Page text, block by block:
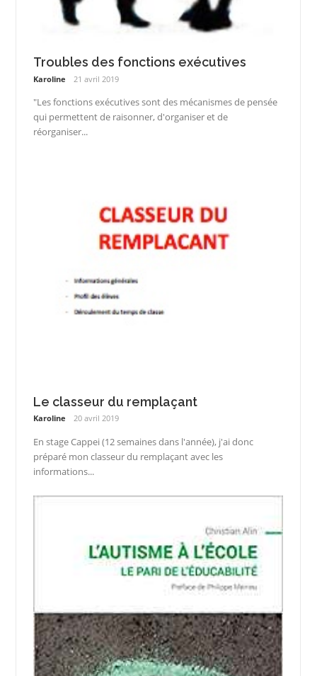
Troubles des fonctions exécutives
Karoline 21 avril 2019
"Les fonctions exécutives sont des mécanismes de pensée
qui permettent de raisonner, d'organiser et de
réorganiser...
Le classeur du remplaçant
Karoline 20 avril 2019
En stage Cappei (12 semaines dans l'année), j'ai donc
préparé mon classeur du remplaçant avec les
informations...